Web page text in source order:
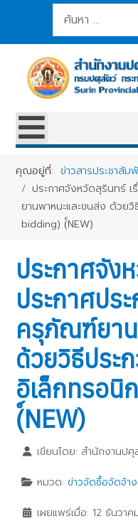
การค้นหา
คุณอยู่ที่:ข่าวสารประชาสัม
ประกาศจังหวัดสุรินทร์
ยานพาหนะและขนส่ง ด้วย
bidding) (์NEW)
ประกาศจัง
ประกาศปร
ครุภัณฑ์ยา
ด้วยวิธีประ
อิเล็กทรอนิ
(์NEW)
เขียนโดย: สำนักงานป
หมวด: ข่าวจัดซื้อจัดจ้าง
เผยแพร่เมื่อ: 12 ธันวา